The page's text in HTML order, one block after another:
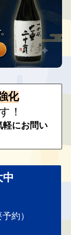
化
！
軽にお問い
約）